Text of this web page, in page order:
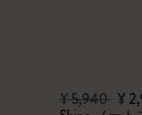
¥ 5,940 ¥